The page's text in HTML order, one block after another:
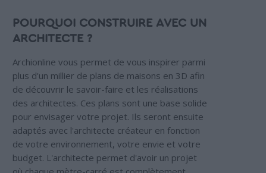
POURQUOI CONSTRUIRE AVEC UN
ARCHITECTE ?
Archionline vous permet de vous inspirer parmi
plus d'un millier de plans de maisons en 3D afin
de découvrir le savoir-faire et les réalisations
des architectes. Ces plans sont une base solide
pour envisager votre projet. Ils seront ensuite
adaptés avec l'architecte créateur en fonction
de votre environnement, votre envie et votre
budget. L'architecte permet d'avoir un projet